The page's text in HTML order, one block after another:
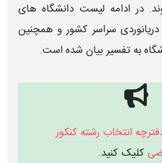
در ادامهلیست دانشگاه های
سراسر کشور و همچنین
به تفسیر بیان شده است.
انتخاب رشته کنکور
کلیک کنید.